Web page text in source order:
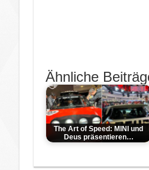
Ähnliche
The Art of Speed: MINI und
Deus präsentieren…